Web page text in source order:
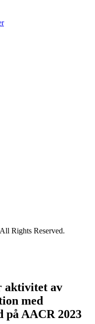
All Rights Reserved.
aktivitet av
med
på AACR 2023